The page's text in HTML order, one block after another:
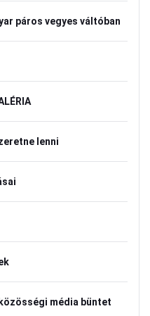
páros vegyes váltóban
lenni
média büntet